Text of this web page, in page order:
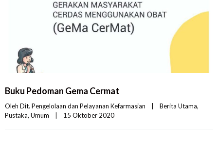
Buku Pedoman Gema Cermat
Oleh Dit. Pengelolaan dan Pelayanan Kefarmasian Berita Utama
Pustaka, Umum 15 Oktober 2020